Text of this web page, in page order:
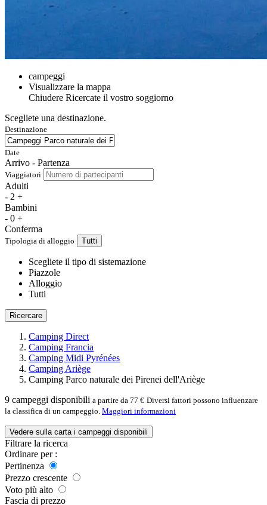
campeggi
Visualizzare la mappa
Chiudere Ricercate il vostro soggiorno
Scegliete una destinazione.
Destinazione
Date
Arrivo - Partenza
Viaggiatori
Adulti
- 2 +
Bambini
- 0 +
Conferma
Tipologia di alloggio Tutti
Scegliete il tipo di sistemazione
Piazzole
Alloggio
Tutti
Ricercare
Camping Direct
Camping Francia
Camping Midi Pyrénées
Camping Ariège
Camping Parco naturale dei Pirenei dell'Ariège
9 campeggi disponibili a partire da 77 € Diversi fattori possono influenzare
la classifica di un campeggio. Maggiori informazioni
Vedere sulla carta i campeggi disponibili
Filtrare la ricerca
Ordinare per :
Pertinenza
Prezzo crescente
Voto più alto
Fascia di prezzo